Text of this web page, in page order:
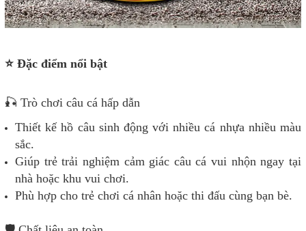
⭐ Đặc điểm nổi bật
🎣 Trò chơi câu cá hấp dẫn
Thiết kế hồ câu sinh động với nhiều cá nhựa nhiều màu
sắc.
Giúp trẻ trải nghiệm cảm giác câu cá vui nhộn ngay tại
nhà hoặc khu vui chơi.
Phù hợp cho trẻ chơi cá nhân hoặc thi đấu cùng bạn bè.